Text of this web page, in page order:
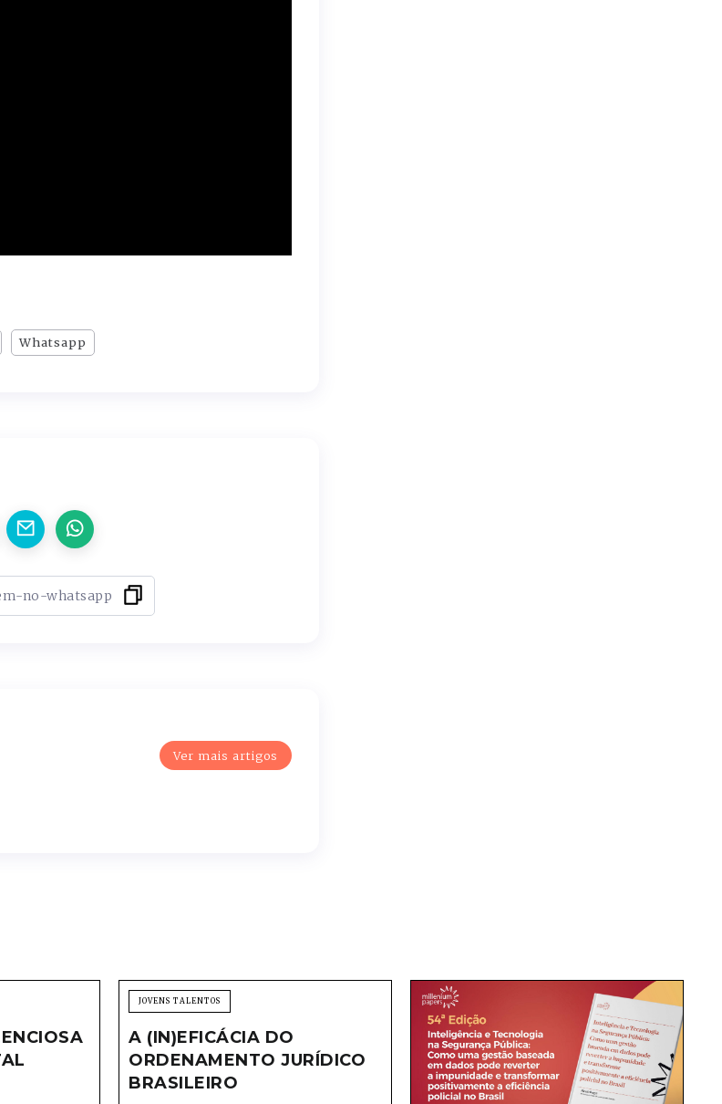
Whatsapp
Ver mais artigos
JOVENS TALENTOS
A (IN)EFICÁCIA DO
ORDENAMENTO JURÍDICO
BRASILEIRO